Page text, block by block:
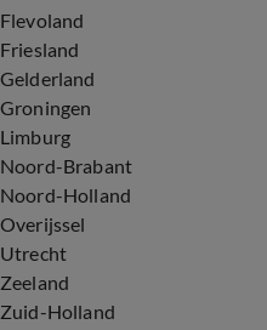
Flevoland
Friesland
Gelderland
Groningen
Limburg
Noord-Brabant
Noord-Holland
Overijssel
Utrecht
Zeeland
Zuid-Holland